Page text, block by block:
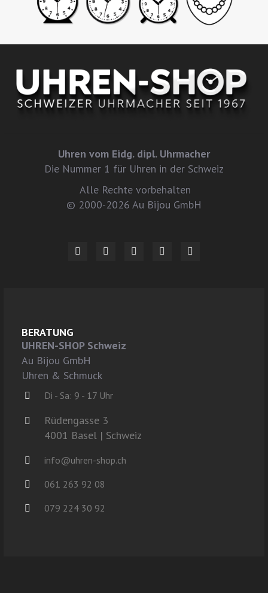
Uhren vom Eidg. dipl. Uhrmacher
Die Nummer 1 für Uhren in der Schweiz
Alle Rechte vorbehalten
© 2000-2026 Au Bijou GmbH
BERATUNG
UHREN-SHOP Schweiz
Au Bijou GmbH
Uhren & Schmuck
Di - Sa: 9 - 17 Uhr
Rüdengasse 3
4001 Basel | Schweiz
info@uhren-shop.ch
061 263 92 08
079 224 30 92